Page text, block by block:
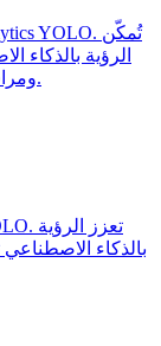
الرؤية بالذكاء
ومراقبة السلامة في المستودعات في الوقت الفعلي.
بالذكاء الاصطناعي